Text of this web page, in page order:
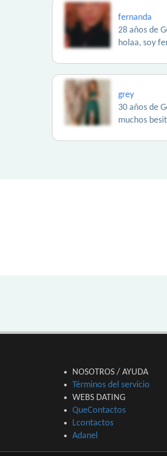
fernanda
28 años de
holaa, soy
grey
30 años de
muchos
NOSOTROS / AYUDA
Términos del servicio
WEBS DATING
QueContactos
Lcontactos
Adanel